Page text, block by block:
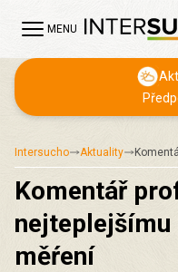
MENU
Intersucho Aktuality
Komentář
měŕení